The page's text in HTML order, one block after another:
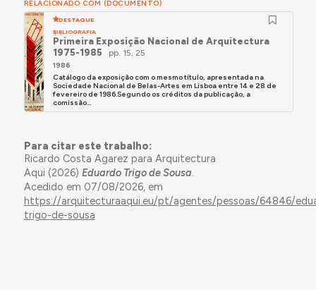
RELACIONADO COM (DOCUMENTO)
DESTAQUE
BIBLIOGRAFIA
Primeira Exposição Nacional de Arquitectura
1975-1985
pp. 15, 25
1986
Catálogo da exposição com o mesmo título, apresentada na
Sociedade Nacional de Belas-Artes em Lisboa entre 14 e 28 de
fevereiro de 1986.Segundo os créditos da publicação, a
comissão...
Para citar este trabalho:
Ricardo Costa Agarez para Arquitectura
Aqui (2026) Eduardo Trigo de Sousa.
Acedido em 07/08/2026, em
https://arquitecturaaqui.eu/pt/agentes/pessoas/64846/
trigo-de-sousa